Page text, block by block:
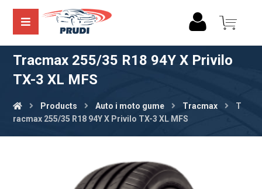
Tracmax 255/35 R18 94Y X Privilo
TX-3 XL MFS
Products Auto i moto gume Tracmax
T
racmax 255/35 R18 94Y X Privilo TX-3 XL MFS